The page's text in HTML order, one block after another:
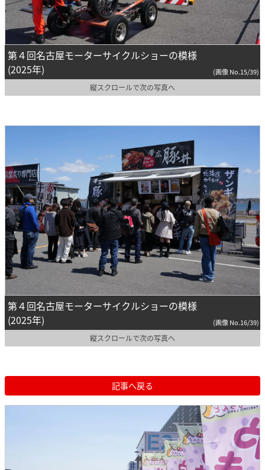
第４回名古屋モーターサイクルショーの模様
(2025年)
(画像 No.15/39)
縦スクロールで次の写真へ
第４回名古屋モーターサイクルショーの模様
(2025年)
(画像 No.16/39)
縦スクロールで次の写真へ
記事へ戻る